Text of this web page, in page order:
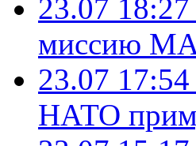
23.07 18:27
миссию
23.07 17:54
НАТО